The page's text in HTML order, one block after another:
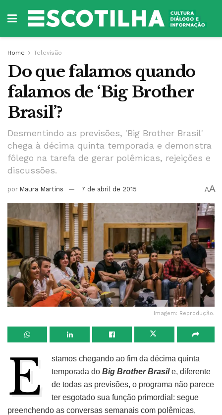
Home Televisão
Do que falamos quando
falamos de ‘Big Brother
Brasil’?
Desmentindo as previsões, 'Big Brother Brasil'
chega à décima quinta temporada e demonstra
fôlego na tarefa de gerar polêmicas, rejeições e
discussões.
por Maura Martins 7 de abril de 2015 AA
Imagem: Reprodução.
E
stamos chegando ao fim da décima quinta
temporada doBig Brother Brasile, diferente
de todas as previsões, o programa não parece
ter esgotado sua função primordial: segue
preenchendo as conversas semanais com polêmicas,